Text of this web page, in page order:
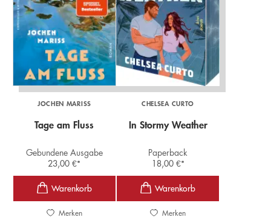
JOCHEN MARISS
Tage am Fluss
Gebundene Ausgabe
23,00€*
Merken
CHELSEA CURTO
In Stormy Weather
Paperback
18,00 €*
Merken